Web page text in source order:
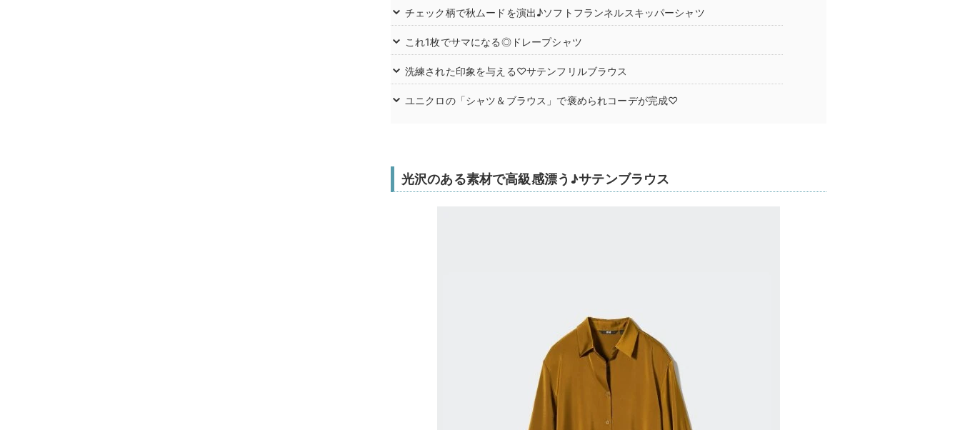
チェック柄で秋ムードを演出♪ソフトフランネルスキッパーシャツ
これ1枚でサマになる◎ドレープシャツ
洗練された印象を与える♡サテンフリルブラウス
ユニクロの「シャツ＆ブラウス」で褒められコーデが完成♡
光沢のある素材で高級感漂う♪サテンブラウス